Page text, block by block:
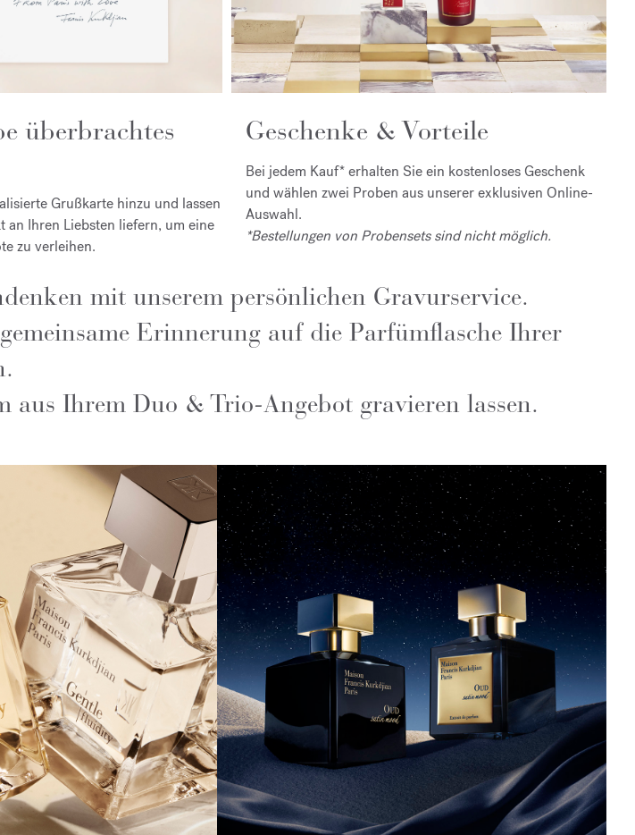
überbrachtes
Grußkarte hinzu und lassen
an Ihren Liebsten liefern, um eine
zu verleihen.
Geschenke & Vorteile
Bei jedem Kauf* erhalten Sie ein kostenloses Geschenk
und wählen zwei Proben aus unserer exklusiven Online-
Auswahl.
*Bestellungen von Probensets sind nicht möglich.
mit unserem persönlichen Gravurservice.
Erinnerung auf die Parfümflasche Ihrer
Ihrem Duo & Trio-Angebot gravieren lassen.